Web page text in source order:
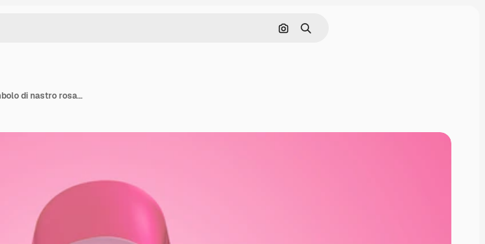
Cerca per immagine
Ricerca
Mese di consapevolezza del cancro al seno di ottobre. Simbolo di nastro rosa realistico.